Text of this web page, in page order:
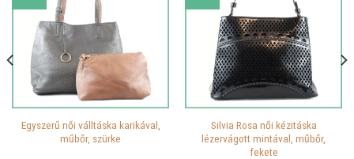
Egyszerű női válltáska karikával,
műbőr, szürke
Silvia Rosa női kézitáska
lézervágott mintával, műbőr,
fekete